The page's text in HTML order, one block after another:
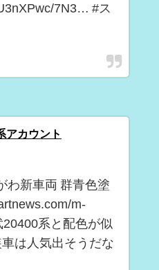
7N3… #ス
カウント
わ新車両 群青色塗
m-
系と配色が似
は人気出そうだな